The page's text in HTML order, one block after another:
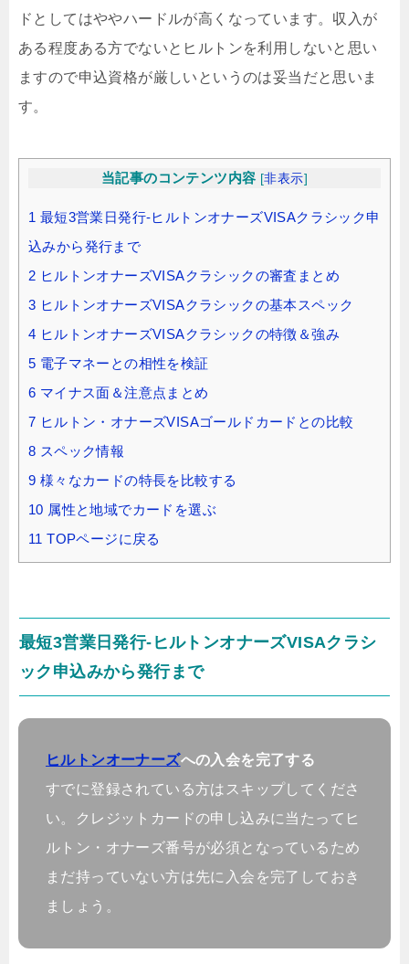
ドとしてはややハードルが高くなっています。収入が
ある程度ある方でないとヒルトンを利用しないと思い
ますので申込資格が厳しいというのは妥当だと思いま
す。
当記事のコンテンツ内容 [非表示]
1 最短3営業日発行-ヒルトンオナーズVISAクラシック申
込みから発行まで
2 ヒルトンオナーズVISAクラシックの審査まとめ
3 ヒルトンオナーズVISAクラシックの基本スペック
4 ヒルトンオナーズVISAクラシックの特徴＆強み
5 電子マネーとの相性を検証
6 マイナス面＆注意点まとめ
7 ヒルトン・オナーズVISAゴールドカードとの比較
8 スペック情報
9 様々なカードの特長を比較する
10 属性と地域でカードを選ぶ
11 TOPページに戻る
最短3営業日発行-ヒルトンオナーズVISAクラシ
ック申込みから発行まで
ヒルトンオーナーズへの入会を完了する
すでに登録されている方はスキップしてくださ
い。クレジットカードの申し込みに当たってヒ
ルトン・オナーズ番号が必須となっているため
まだ持っていない方は先に入会を完了しておき
ましょう。